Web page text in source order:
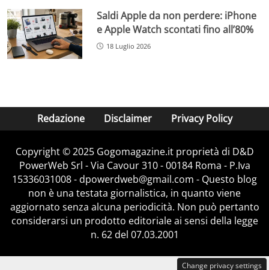
Saldi Apple da non perdere: iPhone
e Apple Watch scontati fino all’80%
18 Luglio 2026
Redazione Disclaimer Privacy Policy
Copyright © 2025 Gogomagazine.it proprietà di D&D
PowerWeb Srl - Via Cavour 310 - 00184 Roma - P.Iva
15336031008 - dpowerdweb@gmail.com - Questo blog
non è una testata giornalistica, in quanto viene
aggiornato senza alcuna periodicità. Non può pertanto
considerarsi un prodotto editoriale ai sensi della legge
n. 62 del 07.03.2001
Change privacy settings